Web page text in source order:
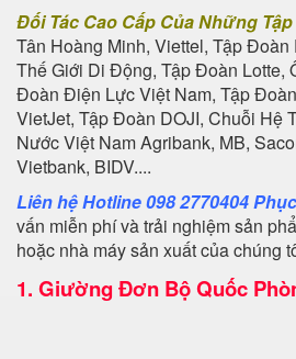
Đối Tác Cao Cấp Của Những
Tân Hoàng Minh, Viettel, Tập Đoàn
Thế Giới Di Động, Tập Đoàn Lotte,
Đoàn Điện Lực Việt Nam, Tập
VietJet, Tập Đoàn DOJI, Chuỗi Hệ
Nước Việt Nam Agribank, MB,
Vietbank, BIDV....
Liên hệ Hotline 098 2770404
vấn miễn phí và trải nghiệm sản
hoặc nhà máy sản xuất của chúng
1. Giường Đơn Bộ Quốc